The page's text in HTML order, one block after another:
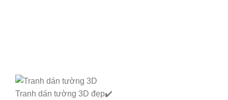
Tranh dán tường 3D đẹp✔️